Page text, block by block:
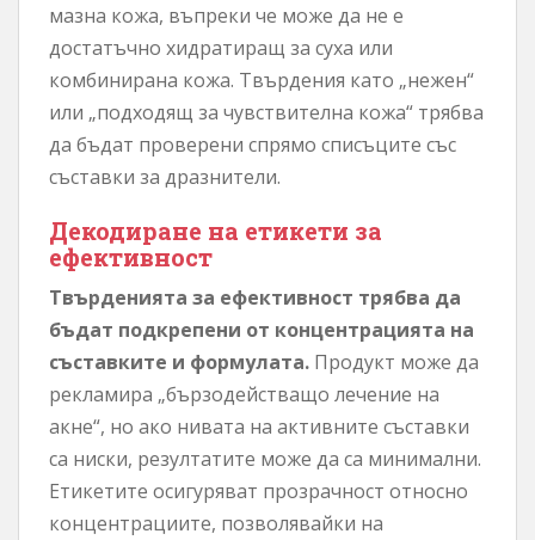
мазна кожа, въпреки че може да не е
достатъчно хидратиращ за суха или
комбинирана кожа. Твърдения като „нежен“
или „подходящ за чувствителна кожа“ трябва
да бъдат проверени спрямо списъците със
съставки за дразнители.
Декодиране на етикети за
ефективност
Твърденията за ефективност трябва да
бъдат подкрепени от концентрацията на
съставките и формулата. Продукт може да
рекламира „бързодействащо лечение на
акне“, но ако нивата на активните съставки
са ниски, резултатите може да са минимални.
Етикетите осигуряват прозрачност относно
концентрациите, позволявайки на